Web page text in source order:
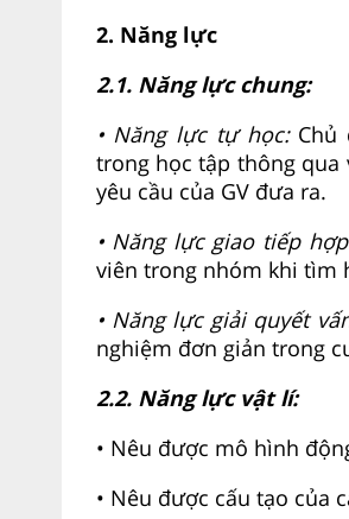
2. Năng lực
2.1. Năng lực chung:
• Năng lực tự học: Chủ
trong học tập thông qua
yêu cầu của GV đưa ra.
• Năng lực giao tiếp
viên trong nhóm khi tìm
• Năng lực giải quyết
nghiệm đơn giản trong
2.2. Năng lực vật lí:
• Nêu được mô hình
• Nêu được cấu tạo của